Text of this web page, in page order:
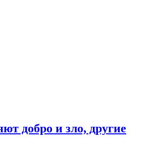
добро и зло, другие